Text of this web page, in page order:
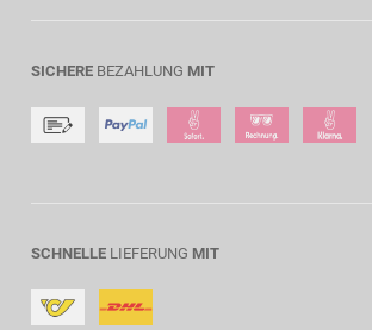
SICHERE BEZAHLUNG MIT
SCHNELLE LIEFERUNG MIT